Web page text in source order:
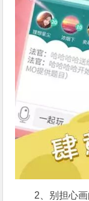
2、别担心画